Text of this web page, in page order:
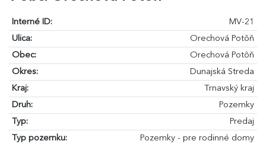
Interné ID:
MV-21
Ulica:
Orechová Potôň
Obec:
Orechová Potôň
Okres:
Dunajská Streda
Kraj:
Trnavský kraj
Druh:
Pozemky
Typ:
Predaj
Typ pozemku:
Pozemky - pre rodinné domy